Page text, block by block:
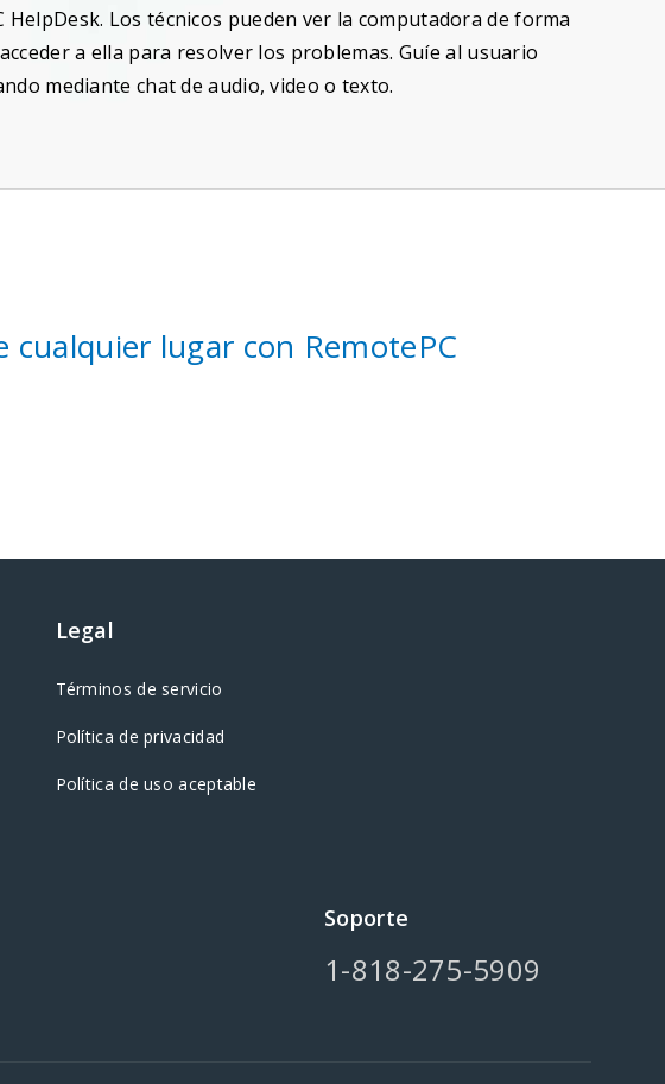
HelpDesk. Los técnicos pueden ver la computadora de forma
a ella para resolver los problemas. Guíe al usuario
mediante chat de audio, video o texto.
cualquier lugar con RemotePC
Legal
Términos de servicio
Política de privacidad
Política de uso aceptable
Soporte
1-818-275-5909